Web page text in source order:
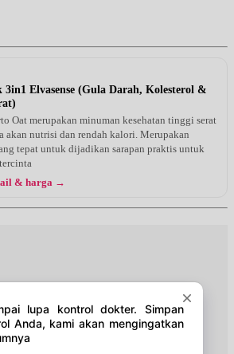
3in1 Elvasense (Gula Darah, Kolesterol &
Oat merupakan minuman kesehatan tinggi serat
akan nutrisi dan rendah kalori. Merupakan
tepat untuk dijadikan sarapan praktis untuk
& harga →